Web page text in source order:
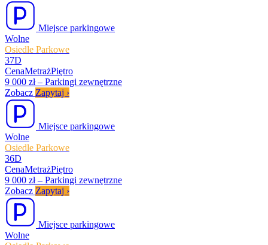
Miejsce parkingowe
Wolne
Osiedle Parkowe
37D
CenaMetrażPiętro
9 000 zł – Parkingi zewnętrzne
Zobacz Zapytaj ›
Miejsce parkingowe
Wolne
Osiedle Parkowe
36D
CenaMetrażPiętro
9 000 zł – Parkingi zewnętrzne
Zobacz Zapytaj ›
Miejsce parkingowe
Wolne